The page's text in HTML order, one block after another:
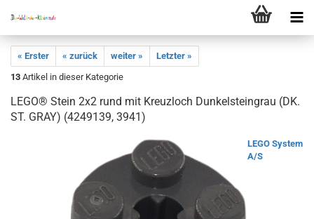
« Erster « zurück weiter »
Letzter »
13 Artikel in dieser Kategorie
LEGO® Stein 2x2 rund mit Kreuzloch Dunkelsteingrau (DK.
ST. GRAY) (4249139, 3941)
LEGO System
A/S